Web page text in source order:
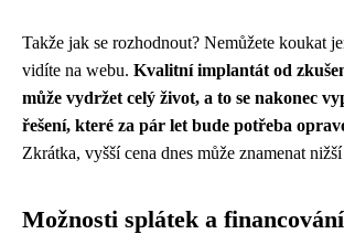
Takže jak se rozhodnout? Nemůžete koukat
vidíte na webu. Kvalitní implantát od
může vydržet celý život, a to se nakonec
řešení, které za pár let bude potřeba
Zkrátka, vyšší cena dnes může znamenat
Možnosti splátek a